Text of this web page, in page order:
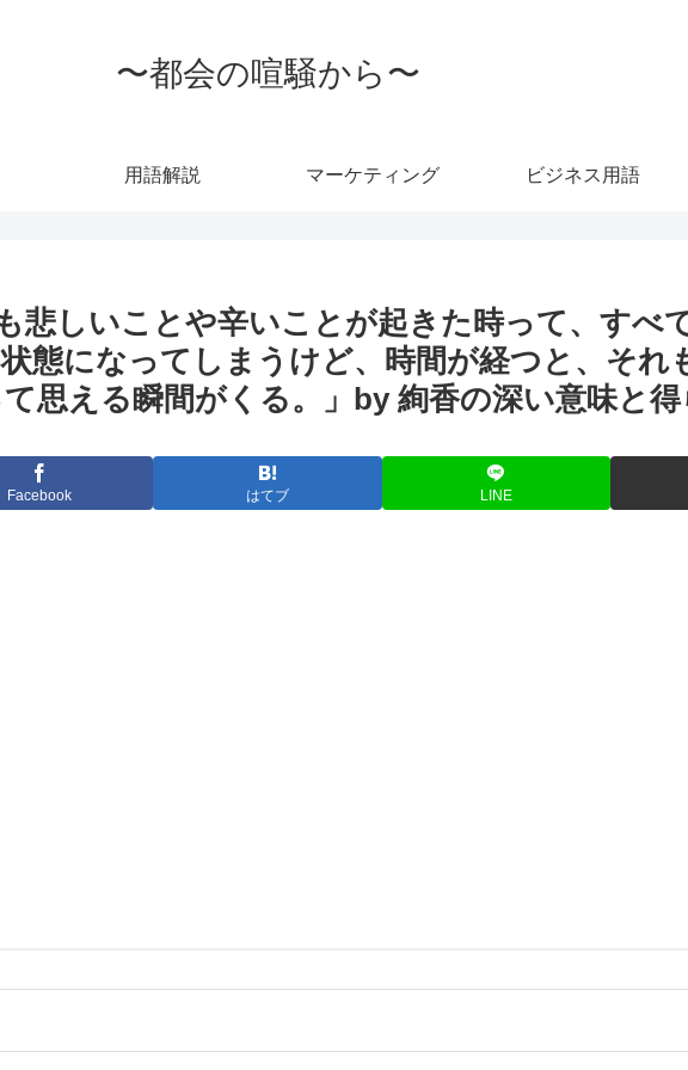
〜都会の喧騒から〜
用語解説 マーケティング ビジネス用語
悲しいことや辛いことが起きた時って、すべ
態になってしまうけど、時間が経つと、それ
思える瞬間がくる。」by 絢香の深い意味と得
Facebook はてブ LINE